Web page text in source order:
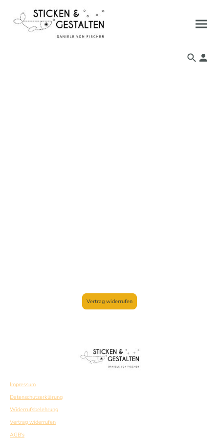
Vertrag widerrufen
Impressum
Datenschutzerklärung
Widerrufsbelehrung
Vertrag widerrufen
AGB's